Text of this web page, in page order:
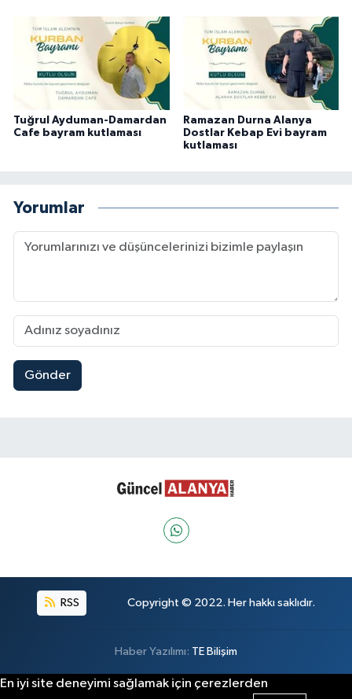
Tuğrul Ayduman-Damardan
Cafe bayram kutlaması
Ramazan Durna Alanya
Dostlar Kebap Evi bayram
kutlaması
Yorumlar
Gönder
RSS Copyright © 2022. Her hakkı saklıdır.
Haber Yazılımı: TE Bilişim
En iyi site deneyimi sağlamak için çerezlerden